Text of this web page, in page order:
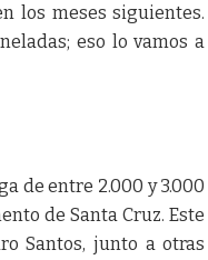
los meses siguientes.
eso lo vamos a
de entre 2.000 y 3.000
de Santa Cruz. Este
Santos, junto a otras